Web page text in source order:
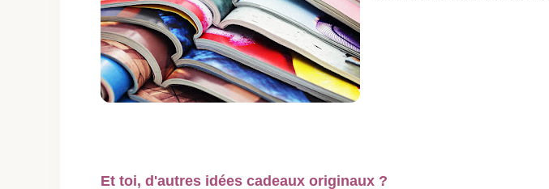
Et toi, d'autres idées cadeaux originaux ?